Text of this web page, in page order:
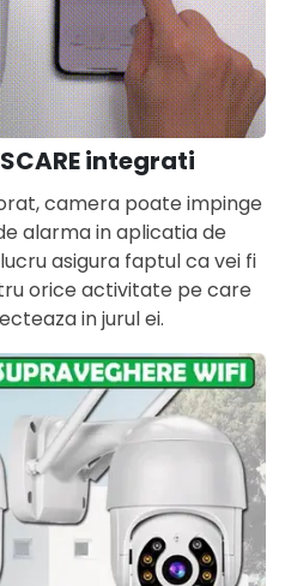
integrati
camera poate impinge
alarma in aplicatia de
asigura faptul ca vei fi
orice activitate pe care
in jurul ei.